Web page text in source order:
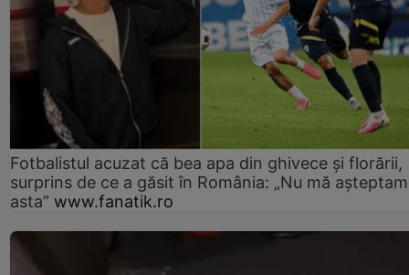
Fotbalistul acuzat că bea apa din ghivece și florării,
surprins de ce a găsit în România: „Nu mă
asta” www.fanatik.ro